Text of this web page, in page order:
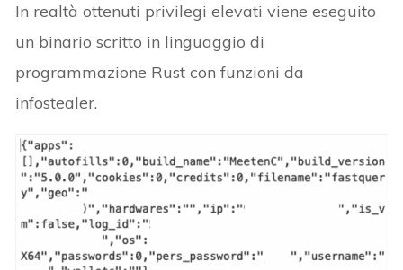
In realtà ottenuti privilegi elevati viene eseguito
un binario scritto in linguaggio di
programmazione Rust con funzioni da
infostealer.